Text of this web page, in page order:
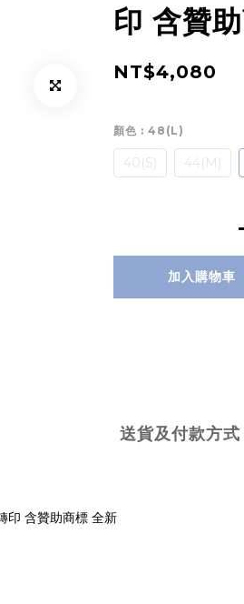
印 含贊
NT$4,080
顏色 : 48(L)
40(S) 44(M)
加入購物車
送貨及付款方式
含贊助商標 全新